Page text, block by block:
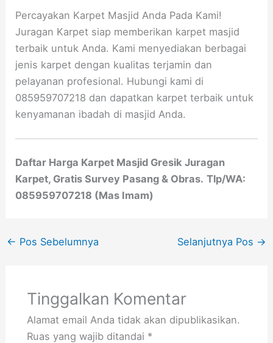
Percayakan Karpet Masjid Anda Pada Kami!
Juragan Karpet siap memberikan karpet masjid
terbaik untuk Anda. Kami menyediakan berbagai
jenis karpet dengan kualitas terjamin dan
pelayanan profesional. Hubungi kami di
085959707218 dan dapatkan karpet terbaik untuk
kenyamanan ibadah di masjid Anda.
Daftar Harga Karpet Masjid Gresik Juragan
Karpet, Gratis Survey Pasang & Obras. Tlp/WA:
085959707218 (Mas Imam)
← Pos Sebelumnya Selanjutnya Pos →
Tinggalkan Komentar
Alamat email Anda tidak akan dipublikasikan.
Ruas yang wajib ditandai *